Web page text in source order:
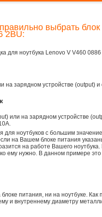
выбрать
2BU:
для ноутбука Lenovo V V460
на зарядном устройстве (output)
или на зарядном устройстве
для ноутбуков с большим
на Вашем блоке питания
на работе Вашего
ему нужно. В данном примере
питания, ни на ноутбуке.
и внутреннему диаметру